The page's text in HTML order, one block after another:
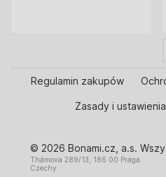
Regulamin zakupów
Zasady i
© 2026 Bonami.cz, a.s.
Thámova 289/13, 186 00 Praga
Czechy